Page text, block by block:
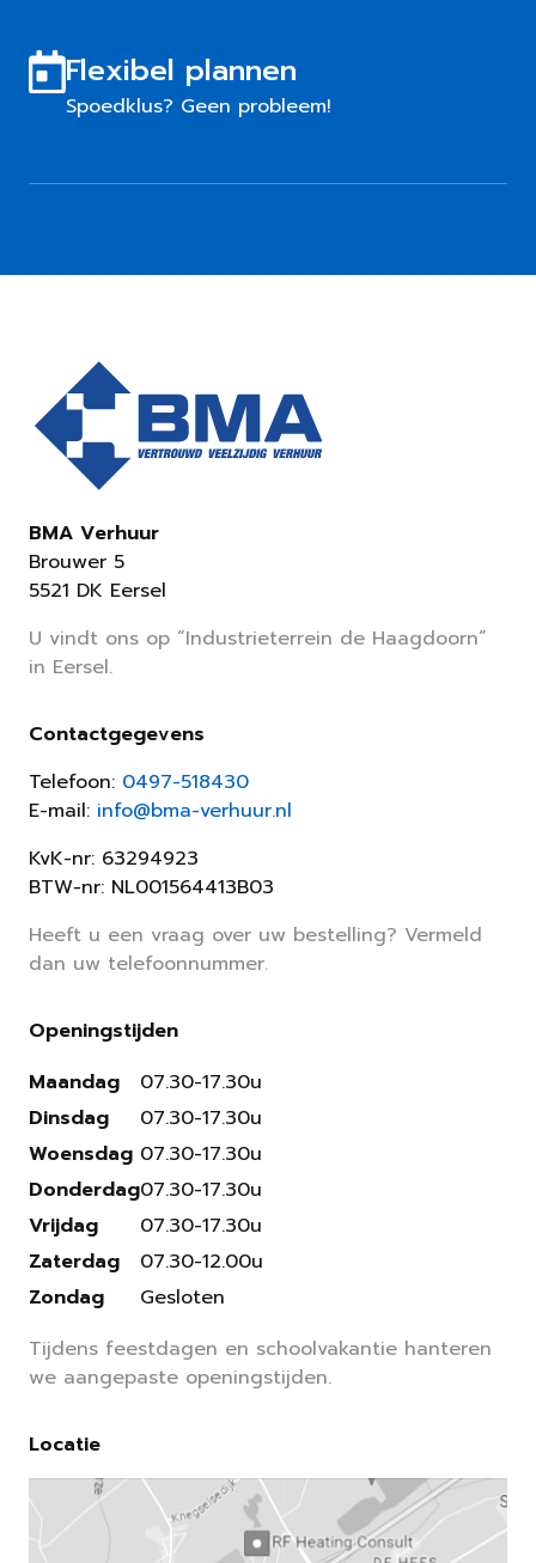
Flexibel plannen
Spoedklus? Geen probleem!
BMA Verhuur
Brouwer 5
5521 DK Eersel
U vindt ons op “Industrieterrein de Haagdoorn”
in Eersel.
Contactgegevens
Telefoon: 0497-518430
E-mail: info@bma-verhuur.nl
KvK-nr: 63294923
BTW-nr: NL001564413B03
Heeft u een vraag over uw bestelling? Vermeld
dan uw telefoonnummer.
Openingstijden
Maandag
Dinsdag
Woensdag
Donderdag
Vrijdag
Zaterdag
Zondag
07.30-17.30u
07.30-17.30u
07.30-17.30u
07.30-17.30u
07.30-17.30u
07.30-12.00u
Gesloten
Tijdens feestdagen en schoolvakantie hanteren
we aangepaste openingstijden.
Locatie